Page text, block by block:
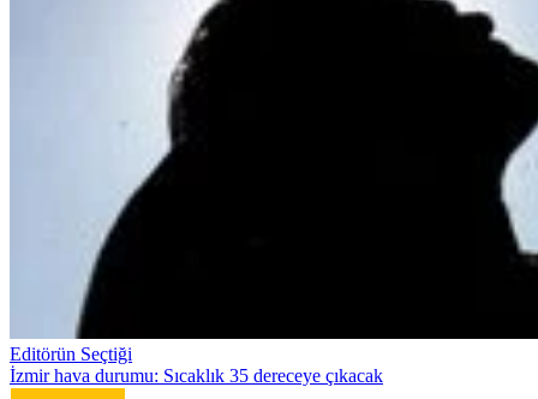
Editörün Seçtiği
İzmir hava durumu: Sıcaklık 35 dereceye çıkacak